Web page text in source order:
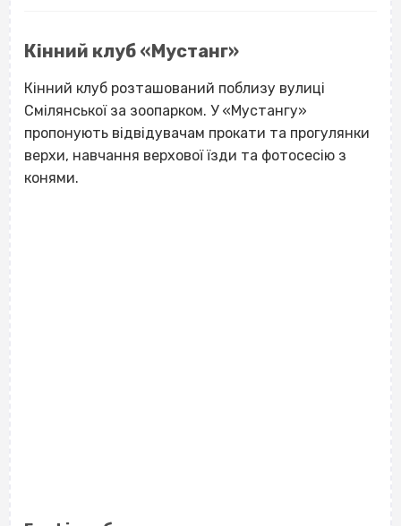
Кінний клуб «Мустанг»
Кінний клуб розташований поблизу вулиці
Смілянської за зоопарком. У «Мустангу»
пропонують відвідувачам прокати та прогулянки
верхи, навчання верхової їзди та фотосесію з
конями.